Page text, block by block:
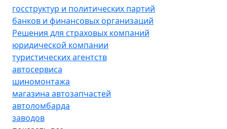
госструктур и политических партий
банков и финансовых организаций
Решения для страховых компаний
юридической компании
туристических агентств
автосервиса
шиномонтажа
магазина автозапчастей
автоломбарда
заводов